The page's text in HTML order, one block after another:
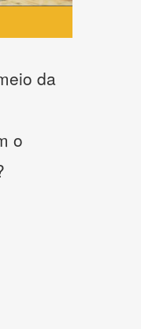
da
o